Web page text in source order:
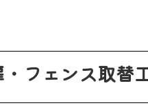
フェンス取替